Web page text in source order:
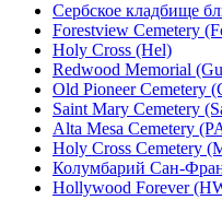
Сербское кладбище
Forestview Cemetery
Holy Cross (Hel)
Redwood Memorial
Old Pioneer Cemetery
Saint Mary Cemetery
Alta Mesa Cemetery
Holy Cross Cemetery
Колумбарий Сан-
Hollywood Forever